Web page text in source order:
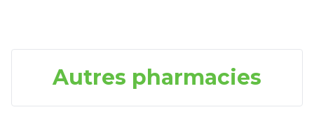
Autres pharmacies